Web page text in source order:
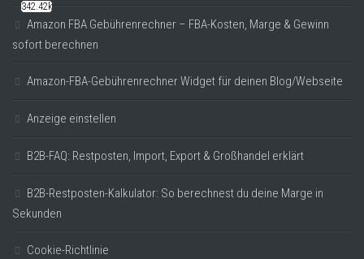
Amazon FBA Gebührenrechner – FBA-Kosten, Marge & Gewinn
sofort berechnen
Amazon-FBA-Gebührenrechner Widget für deinen Blog/Webseite
Anzeige einstellen
B2B-FAQ: Restposten, Import, Export & Großhandel erklärt
B2B-Restposten-Kalkulator: So berechnest du deine Marge in
Sekunden
Cookie-Richtlinie
342.42k